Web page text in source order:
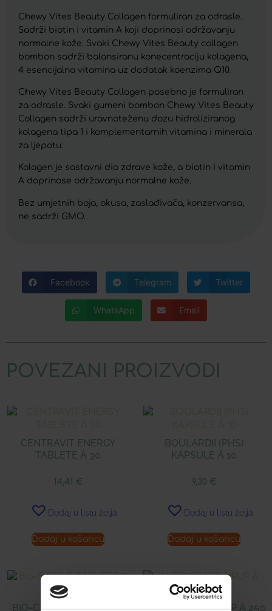
Chewy Vites Beauty Collagen formuliran za odrasle.
Sadrži biotin i vitamin A koji doprinosi održavanju
normalne kože. Svaki Chewy Vites Beauty collagen
bombon sadrži balansiranu konecentraciju kolagena,
4 esencijalna vitamina uz dodatak koenzima Q10.
Chewy Vites Beauty Collagen posebno je formuliran
za odrasle. Svaki gumeni bombon Chewy Vites Beauty
Collagen sadrži uravnoteženu dozu hidroliziranog
kolagena tipa 1 i komplementarnih vitamina i minerala
za ljepotu.
Kolagen je sastavni dio zdrave kože, a biotin i vitamin
A doprinose održavanju normalne kože.
Bez umjetnih boja, okusa, zaslađivača, konzervansa,
ne sadrži GMO.
Facebook Telegram Twitter
WhatsApp Email
POVEZANI PROIZVODI
CENTRAVIT ENERGY
TABLETE Á 30
14,41 €
Dodaj u listu želja
Dodaj u košaricu
BOULARDII (PHS)
KAPSULE Á 10
9,30 €
Dodaj u listu želja
Dodaj u košaricu
BIO-C 500 ® TABLETE Á ALPENKRAFT SIRUP Á 250